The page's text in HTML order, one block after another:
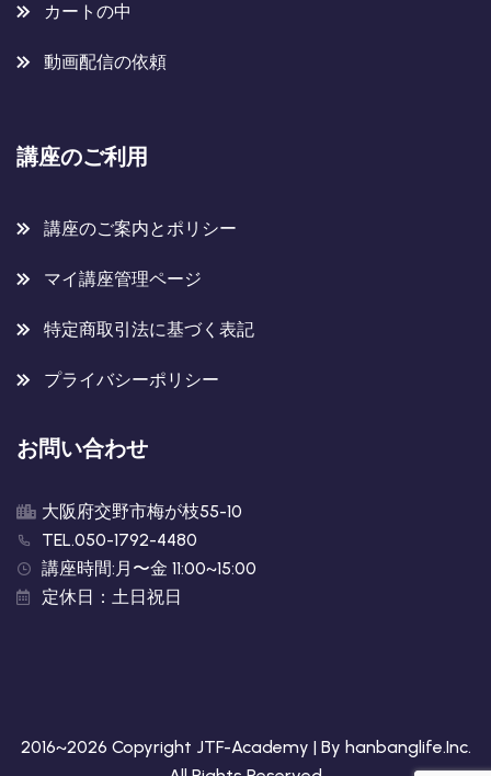
カートの中
動画配信の依頼
講座のご利用
講座のご案内とポリシー
マイ講座管理ページ
特定商取引法に基づく表記
プライバシーポリシー
お問い合わせ
大阪府交野市梅が枝55-10
TEL.050-1792-4480
講座時間:月〜金 11:00~15:00
定休日：土日祝日
2016~2026 Copyright JTF-Academy | By hanbanglife.Inc.